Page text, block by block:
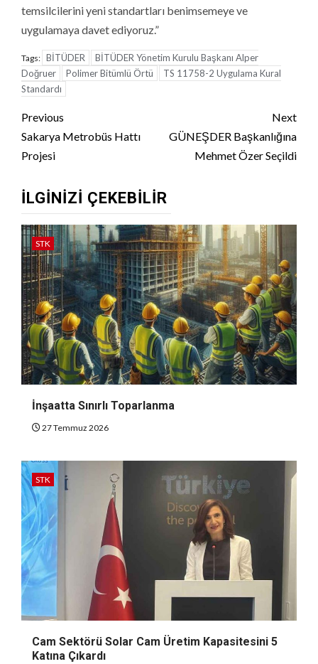
temsilcilerini yeni standartları benimsemeye ve
uygulamaya davet ediyoruz.”
Tags: BİTÜDER
BİTÜDER Yönetim Kurulu Başkanı Alper
Doğruer
Polimer Bitümlü Örtü
TS 11758-2 Uygulama Kural
Standardı
Continue
Reading
Previous
Sakarya Metrobüs Hattı
Projesi
Next
GÜNEŞDER Başkanlığına
Mehmet Özer Seçildi
İLGINIZI ÇEKEBILIR
STK
İnşaatta Sınırlı Toparlanma
27 Temmuz 2026
STK
Cam Sektörü Solar Cam Üretim Kapasitesini 5
Katına Çıkardı